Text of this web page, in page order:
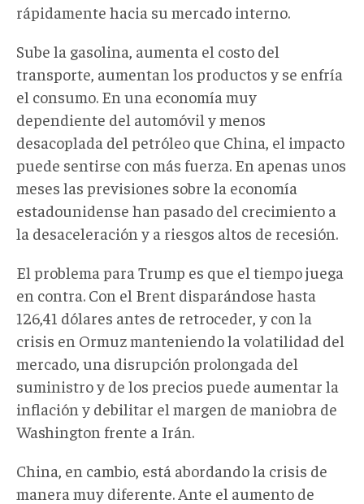
rápidamente hacia su mercado interno.
Sube la gasolina, aumenta el costo del
transporte, aumentan los productos y se enfría
el consumo. En una economía muy
dependiente del automóvil y menos
desacoplada del petróleo que China, el impacto
puede sentirse con más fuerza. En apenas unos
meses las previsiones sobre la economía
estadounidense han pasado del crecimiento a
la desaceleración y a riesgos altos de recesión.
El problema para Trump es que el tiempo juega
en contra. Con el Brent disparándose hasta
126,41 dólares antes de retroceder, y con la
crisis en Ormuz manteniendo la volatilidad del
mercado, una disrupción prolongada del
suministro y de los precios puede aumentar la
inflación y debilitar el margen de maniobra de
Washington frente a Irán.
China, en cambio, está abordando la crisis de
manera muy diferente. Ante el aumento de